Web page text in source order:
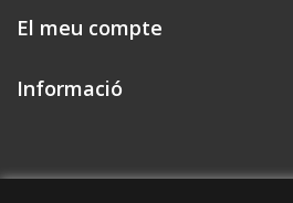
El meu compte
Informació